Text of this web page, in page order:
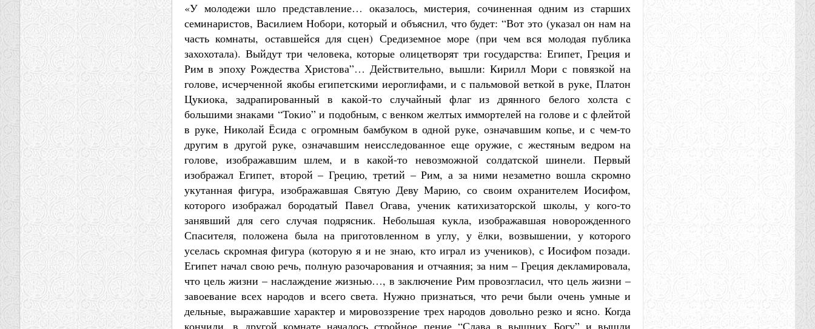
«У молодежи шло представление… оказалось, мистерия, сочиненная одним из старших
семинаристов, Василием Нобори, который и объяснил, что будет: “Вот это (указал он нам на
часть комнаты, оставшейся для сцен) Средиземное море (при чем вся молодая публика
захохотала). Выйдут три человека, которые олицетворят три государства: Египет, Греция и
Рим в эпоху Рождества Христова”… Действительно, вышли: Кирилл Мори с повязкой на
голове, исчерченной якобы египетскими иероглифами, и с пальмовой веткой в руке, Платон
Цукиока, задрапированный в какой-то случайный флаг из дрянного белого холста с
большими знаками “Токио” и подобным, с венком желтых иммортелей на голове и с флейтой
в руке, Николай Ёсида с огромным бамбуком в одной руке, означавшим копье, и с чем-то
другим в другой руке, означавшим неисследованное еще оружие, с жестяным ведром на
голове, изображавшим шлем, и в какой-то невозможной солдатской шинели. Первый
изображал Египет, второй – Грецию, третий – Рим, а за ними незаметно вошла скромно
укутанная фигура, изображавшая Святую Деву Марию, со своим охранителем Иосифом,
которого изображал бородатый Павел Огава, ученик катихизаторской школы, у кого-то
занявший для сего случая подрясник. Небольшая кукла, изображавшая новорожденного
Спасителя, положена была на приготовленном в углу, у ёлки, возвышении, у которого
уселась скромная фигура (которую я и не знаю, кто играл из учеников), с Иосифом позади.
Египет начал свою речь, полную разочарования и отчаяния; за ним – Греция декламировала,
что цель жизни – наслаждение жизнью…, в заключение Рим провозгласил, что цель жизни –
завоевание всех народов и всего света. Нужно признаться, что речи были очень умные и
дельные, выражавшие характер и мировоззрение трех народов довольно резко и ясно. Когда
кончили, в другой комнате началось стройное пение “Слава в вышних Богу” и вышли